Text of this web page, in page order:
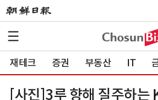
재테크 증권 부동산 IT
[사진]3루 향해 질주하는